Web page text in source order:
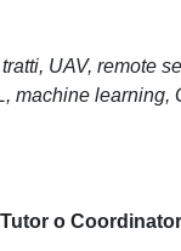
UAV, remote
machine learning,
o